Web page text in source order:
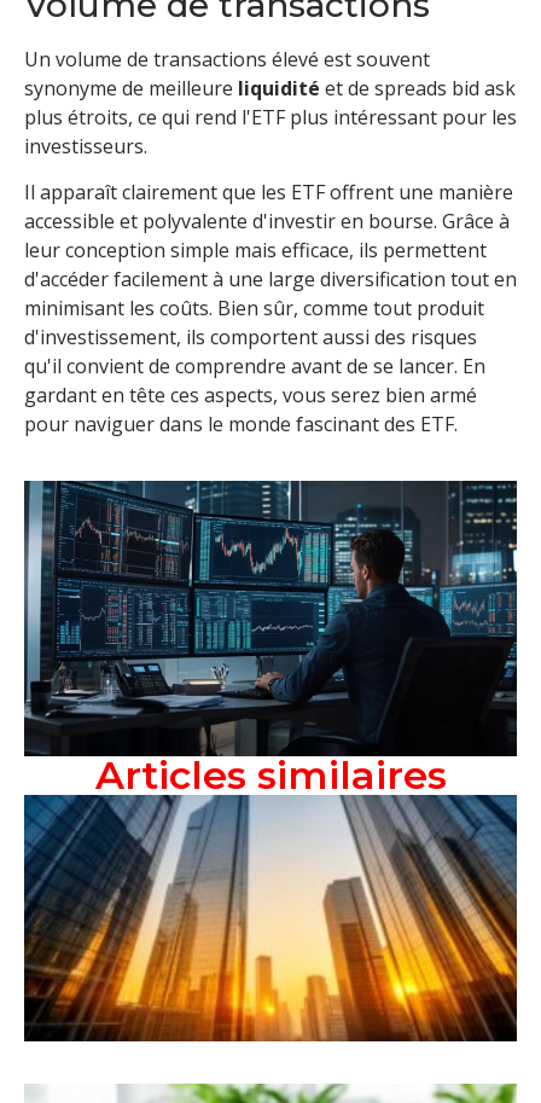
Un volume de transactions élevé est souvent
synonyme de meilleure liquidité et de spreads bid ask
plus étroits, ce qui rend l'ETF plus intéressant pour les
investisseurs.
Il apparaît clairement que les ETF offrent une manière
accessible et polyvalente d'investir en bourse. Grâce à
leur conception simple mais efficace, ils permettent
d'accéder facilement à une large diversification tout en
minimisant les coûts. Bien sûr, comme tout produit
d'investissement, ils comportent aussi des risques
qu'il convient de comprendre avant de se lancer. En
gardant en tête ces aspects, vous serez bien armé
pour naviguer dans le monde fascinant des ETF.
Articles similaires